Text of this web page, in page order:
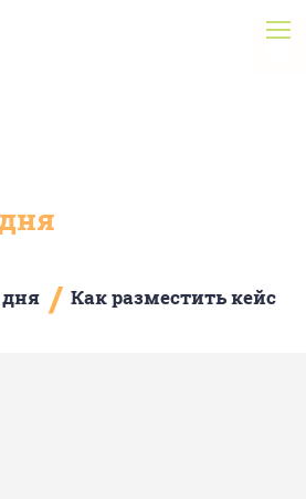
/ Как разместить кейс